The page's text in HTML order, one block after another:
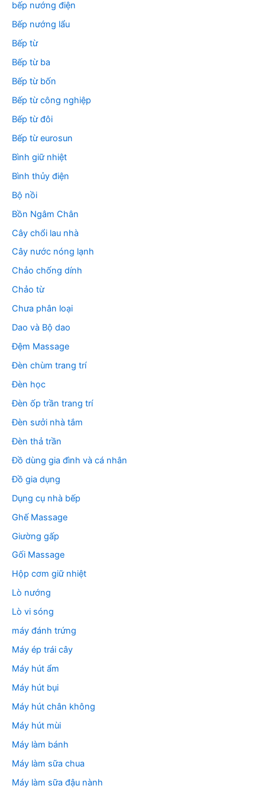
bếp nướng điện
Bếp nướng lẩu
Bếp từ
Bếp từ ba
Bếp từ bốn
Bếp từ công nghiệp
Bếp từ đôi
Bếp từ eurosun
Bình giữ nhiệt
Bình thủy điện
Bộ nồi
Bồn Ngâm Chân
Cây chổi lau nhà
Cây nước nóng lạnh
Chảo chống dính
Chảo từ
Chưa phân loại
Dao và Bộ dao
Đệm Massage
Đèn chùm trang trí
Đèn học
Đèn ốp trần trang trí
Đèn sưởi nhà tắm
Đèn thả trần
Đồ dùng gia đình và cá nhân
Đồ gia dụng
Dụng cụ nhà bếp
Ghế Massage
Giường gấp
Gối Massage
Hộp cơm giữ nhiệt
Lò nướng
Lò vi sóng
máy đánh trứng
Máy ép trái cây
Máy hút ẩm
Máy hút bụi
Máy hút chân không
Máy hút mùi
Máy làm bánh
Máy làm sữa chua
Máy làm sữa đậu nành